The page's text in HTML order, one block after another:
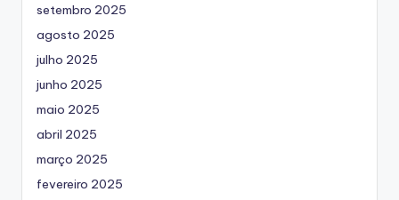
setembro 2025
agosto 2025
julho 2025
junho 2025
maio 2025
abril 2025
março 2025
fevereiro 2025